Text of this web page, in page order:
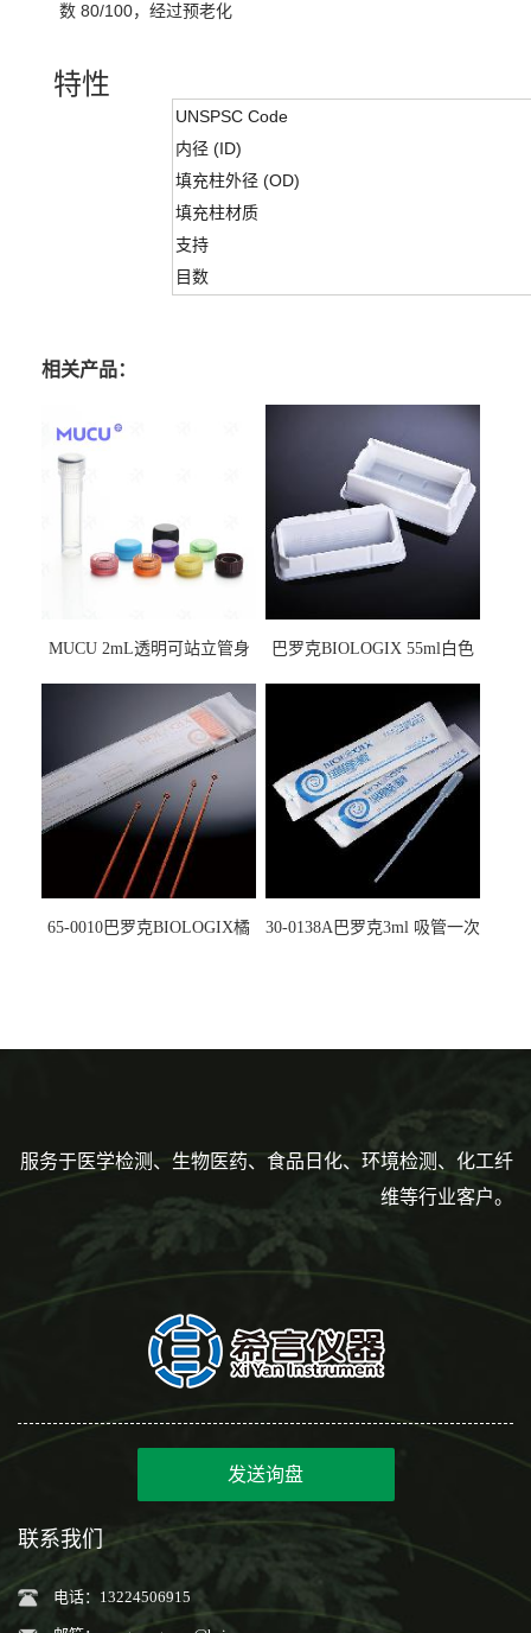
数 80/100，经过预老化
特性
UNSPSC Code
内径 (ID)
填充柱外径 (OD)
填充柱材质
支持
目数
相关产品：
MUCU 2mL透明可站立管身
巴罗克BIOLOGIX 55ml白色
马射线灭菌25-0051
65-0010巴罗克BIOLOGIX橘
30-0138A巴罗克3ml 吸管一次
服务于医学检测、生物医药、食品日化、环境检测、化工纤
维等行业客户。
发送询盘
联系我们
电话：13224506915